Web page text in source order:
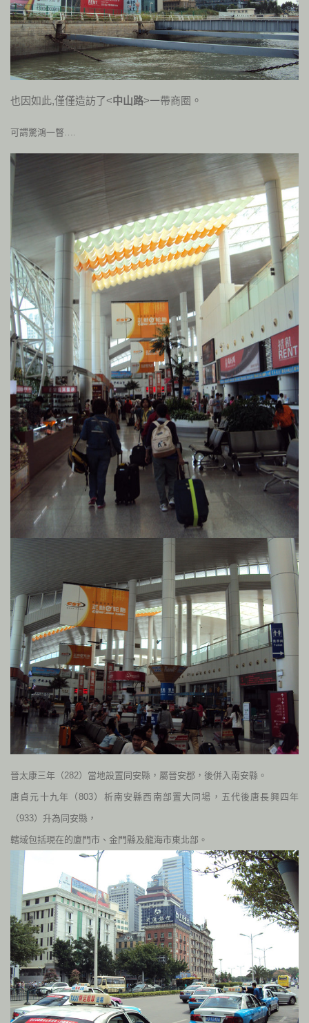
也因如此,僅僅造訪了<中山路>一帶商圈 。
可謂驚鴻一瞥….
晉太康三年（282）當地設置同安縣，屬晉安郡，後併入南安縣。
唐貞元十九年（803）析南安縣西南部置大同場，五代後唐長興四年
（933）升為同安縣，
轄域包括現在的廈門市、金門縣及龍海市東北部。